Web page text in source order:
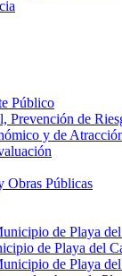
Público
Prevención de
y de
Obras Públicas
de Playa
de Playa del
de Playa